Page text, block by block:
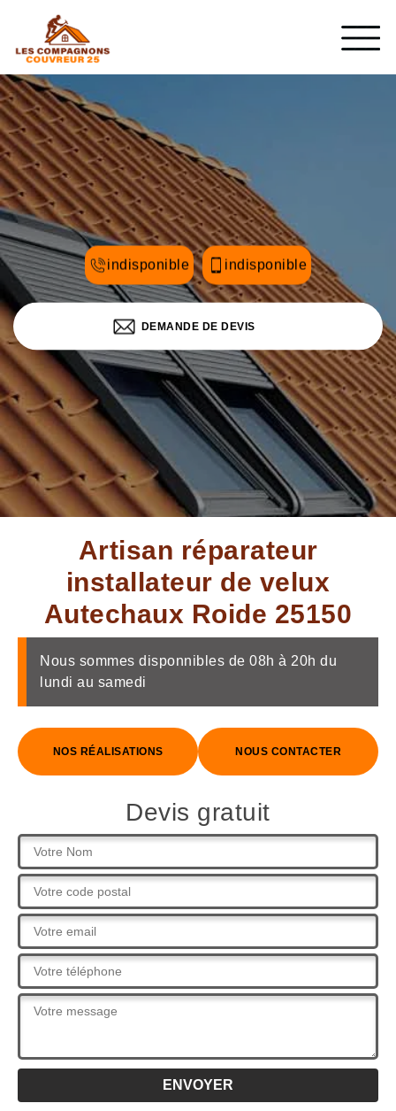
indisponible indisponible
DEMANDE DE DEVIS
Artisan réparateur
installateur de velux
Autechaux Roide 25150
Nous sommes disponnibles de 08h à 20h du
lundi au samedi
NOS RÉALISATIONS NOUS CONTACTER
Devis gratuit